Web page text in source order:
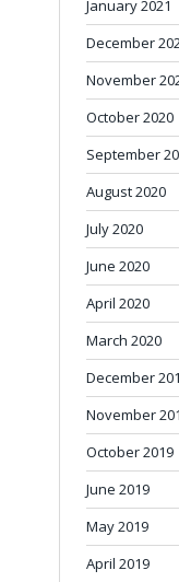
January 2021
December
November
October 2020
September
August 2020
July 2020
June 2020
April 2020
March 2020
December
November
October 2019
June 2019
May 2019
April 2019